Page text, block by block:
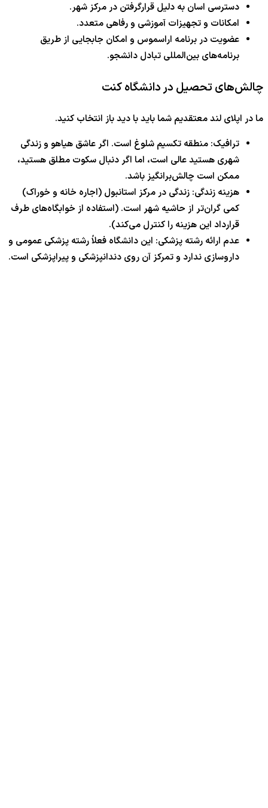
دسترسی اسان به دلیل قرارگرفتن در مرکز شهر.
امکانات و تجهیزات آموزشی و رفاهی متعدد.
عضویت در برنامه اراسموس و امکان جابجایی از طریق
برنامه‌های بین‌المللی تبادل دانشجو.
چالش‌های تحصیل در دانشگاه کنت
ما در اپلای لند معتقدیم شما باید با دید باز انتخاب کنید.
ترافیک: منطقه تکسیم شلوغ است. اگر عاشق هیاهو و زندگی
شهری هستید عالی است، اما اگر دنبال سکوت مطلق هستید،
ممکن است چالش‌برانگیز باشد.
هزینه زندگی: زندگی در مرکز استانبول (اجاره خانه و خوراک)
کمی گران‌تر از حاشیه شهر است. (استفاده از خوابگاه‌های طرف
قرارداد این هزینه را کنترل می‌کند).
عدم ارائه رشته پزشکی: این دانشگاه فعلاً رشته پزشکی عمومی و
داروسازی ندارد و تمرکز آن روی دندانپزشکی و پیراپزشکی است.